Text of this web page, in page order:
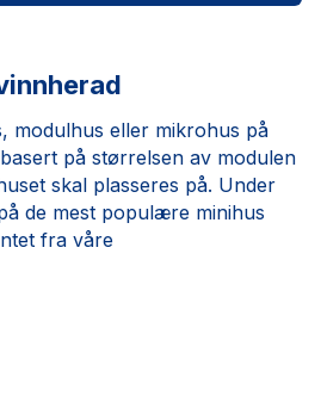
modulhus eller mikrohus på
på størrelsen av modulen
skal plasseres på. Under
de mest populære minihus
fra våre